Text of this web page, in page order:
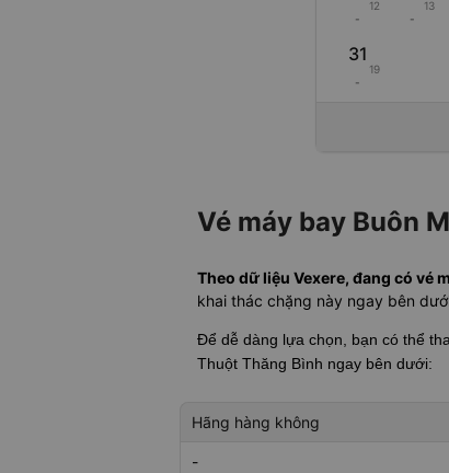
12
-
13
-
31
19
-
Vé máy bay Buôn
Theo dữ liệu Vexere, đang có vé
khai thác chặng này ngay bên
Để dễ dàng lựa chọn, bạn có thể
Thuột Thăng Bình ngay bên dưới:
Hãng hàng không
-